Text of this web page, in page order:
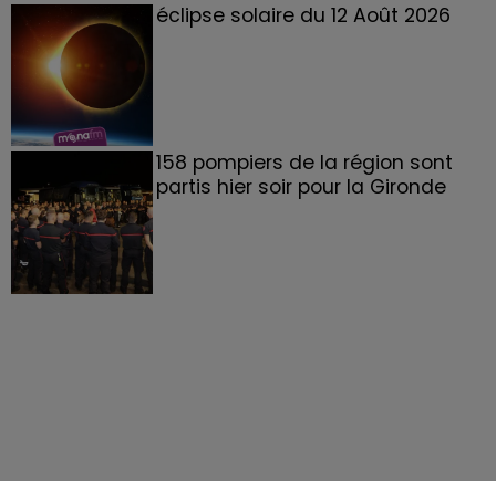
éclipse solaire du 12 Août 2026
158 pompiers de la région sont
partis hier soir pour la Gironde